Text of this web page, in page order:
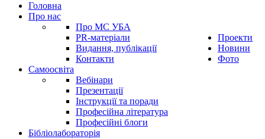
Головна
Про нас
Про МС УБА
PR-матеріали
Видання, публікації
Контакти
Проекти
Новини
Фото
Самоосвіта
Вебінари
Презентації
Інструкції та поради
Професійна література
Професійні блоги
Бібліолабораторія